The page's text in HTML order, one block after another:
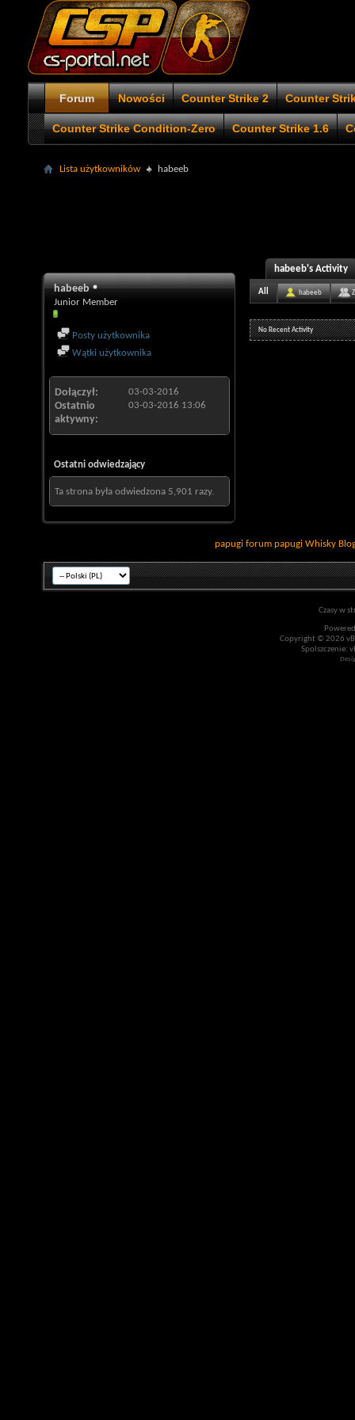
Forum Nowości Counter Strike 2 Counter
Counter Strike Condition-Zero Counter Strike 1.6
Lista użytkowników habeeb
habeeb
Junior Member
Posty użytkownika
Wątki użytkownika
Dołączył 03-03-2016
Ostatnio
aktywny
03-03-2016 13:06
Ostatni odwiedzający
Ta strona była odwiedzona 5,901 razy.
habeeb's Activity
All habeeb
No Recent Activity
papugi forum papugi Whisky
Czasy w
Copyright © 2026
Spolszczenie: